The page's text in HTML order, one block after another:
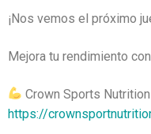
¡Nos vemos el próximo
Mejora tu rendimiento
Crown Sports Nutrition
https://